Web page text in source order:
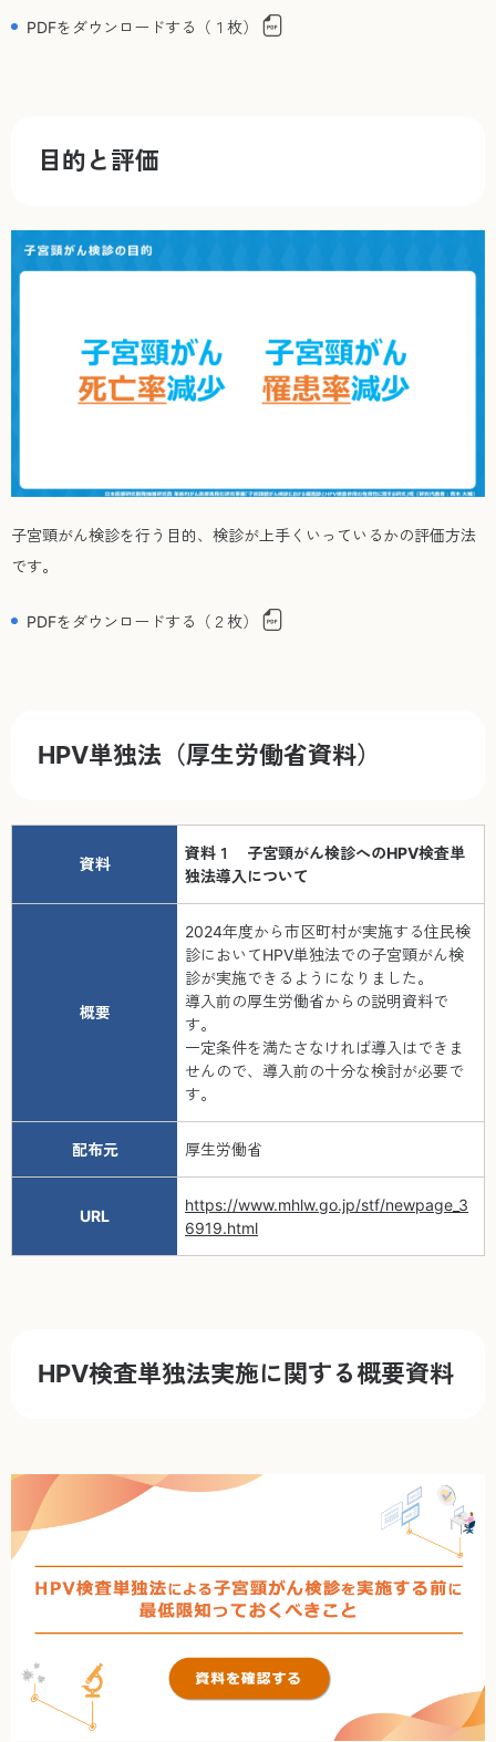
PDFをダウンロードする（１枚）
目的と評価
子宮頸がん検診を行う目的、検診が上手くいっているかの評価方法
です。
PDFをダウンロードする（２枚）
HPV単独法（厚生労働省資料）
資料
資料１ 子宮頸がん検診へのHPV検査単
独法導入について
概要
2024年度から市区町村が実施する住民検
診においてHPV単独法での子宮頸がん検
診が実施できるようになりました。
導入前の厚生労働省からの説明資料で
す。
一定条件を満たさなければ導入はできま
せんので、導入前の十分な検討が必要で
す。
配布元 厚生労働省
URL
https://www.mhlw.go.jp/stf/newpage_3
6919.html
HPV検査単独法実施に関する概要資料